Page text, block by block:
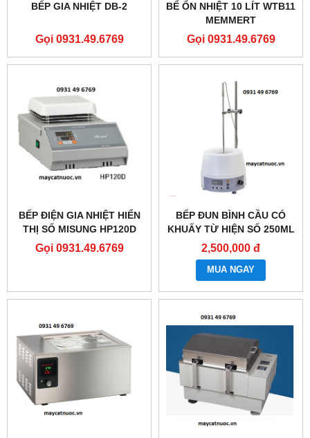
BẾP GIA NHIỆT DB-2
Gọi 0931.49.6769
BỂ ỔN NHIỆT 10 LÍT WTB11
MEMMERT
Gọi 0931.49.6769
BẾP ĐIỆN GIA NHIỆT HIỂN
THỊ SỐ MISUNG HP120D
Gọi 0931.49.6769
BẾP ĐUN BÌNH CẦU CÓ
KHUẤY TỪ HIỆN SỐ 250ML
2,500,000 đ
MUA NGAY